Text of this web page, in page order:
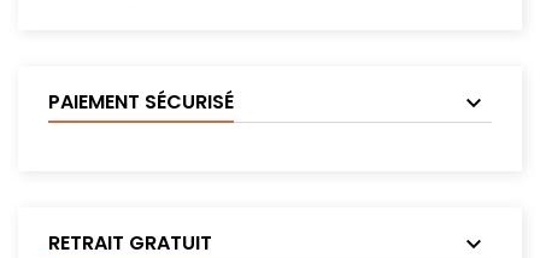
PAIEMENT SÉCURISÉ
RETRAIT GRATUIT